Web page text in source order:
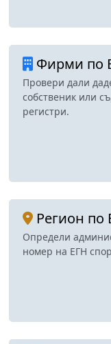
Фирми по
Провери дали
собственик или
регистри.
Регион по
Определи
номер на ЕГН